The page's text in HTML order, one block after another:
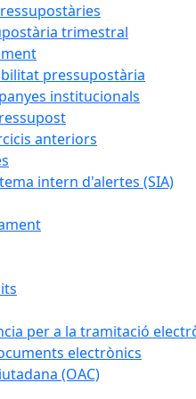
trimestral
pressupostària
institucionals
anteriors
intern d'alertes (SIA)
per a la tramitació
electrònics
(OAC)